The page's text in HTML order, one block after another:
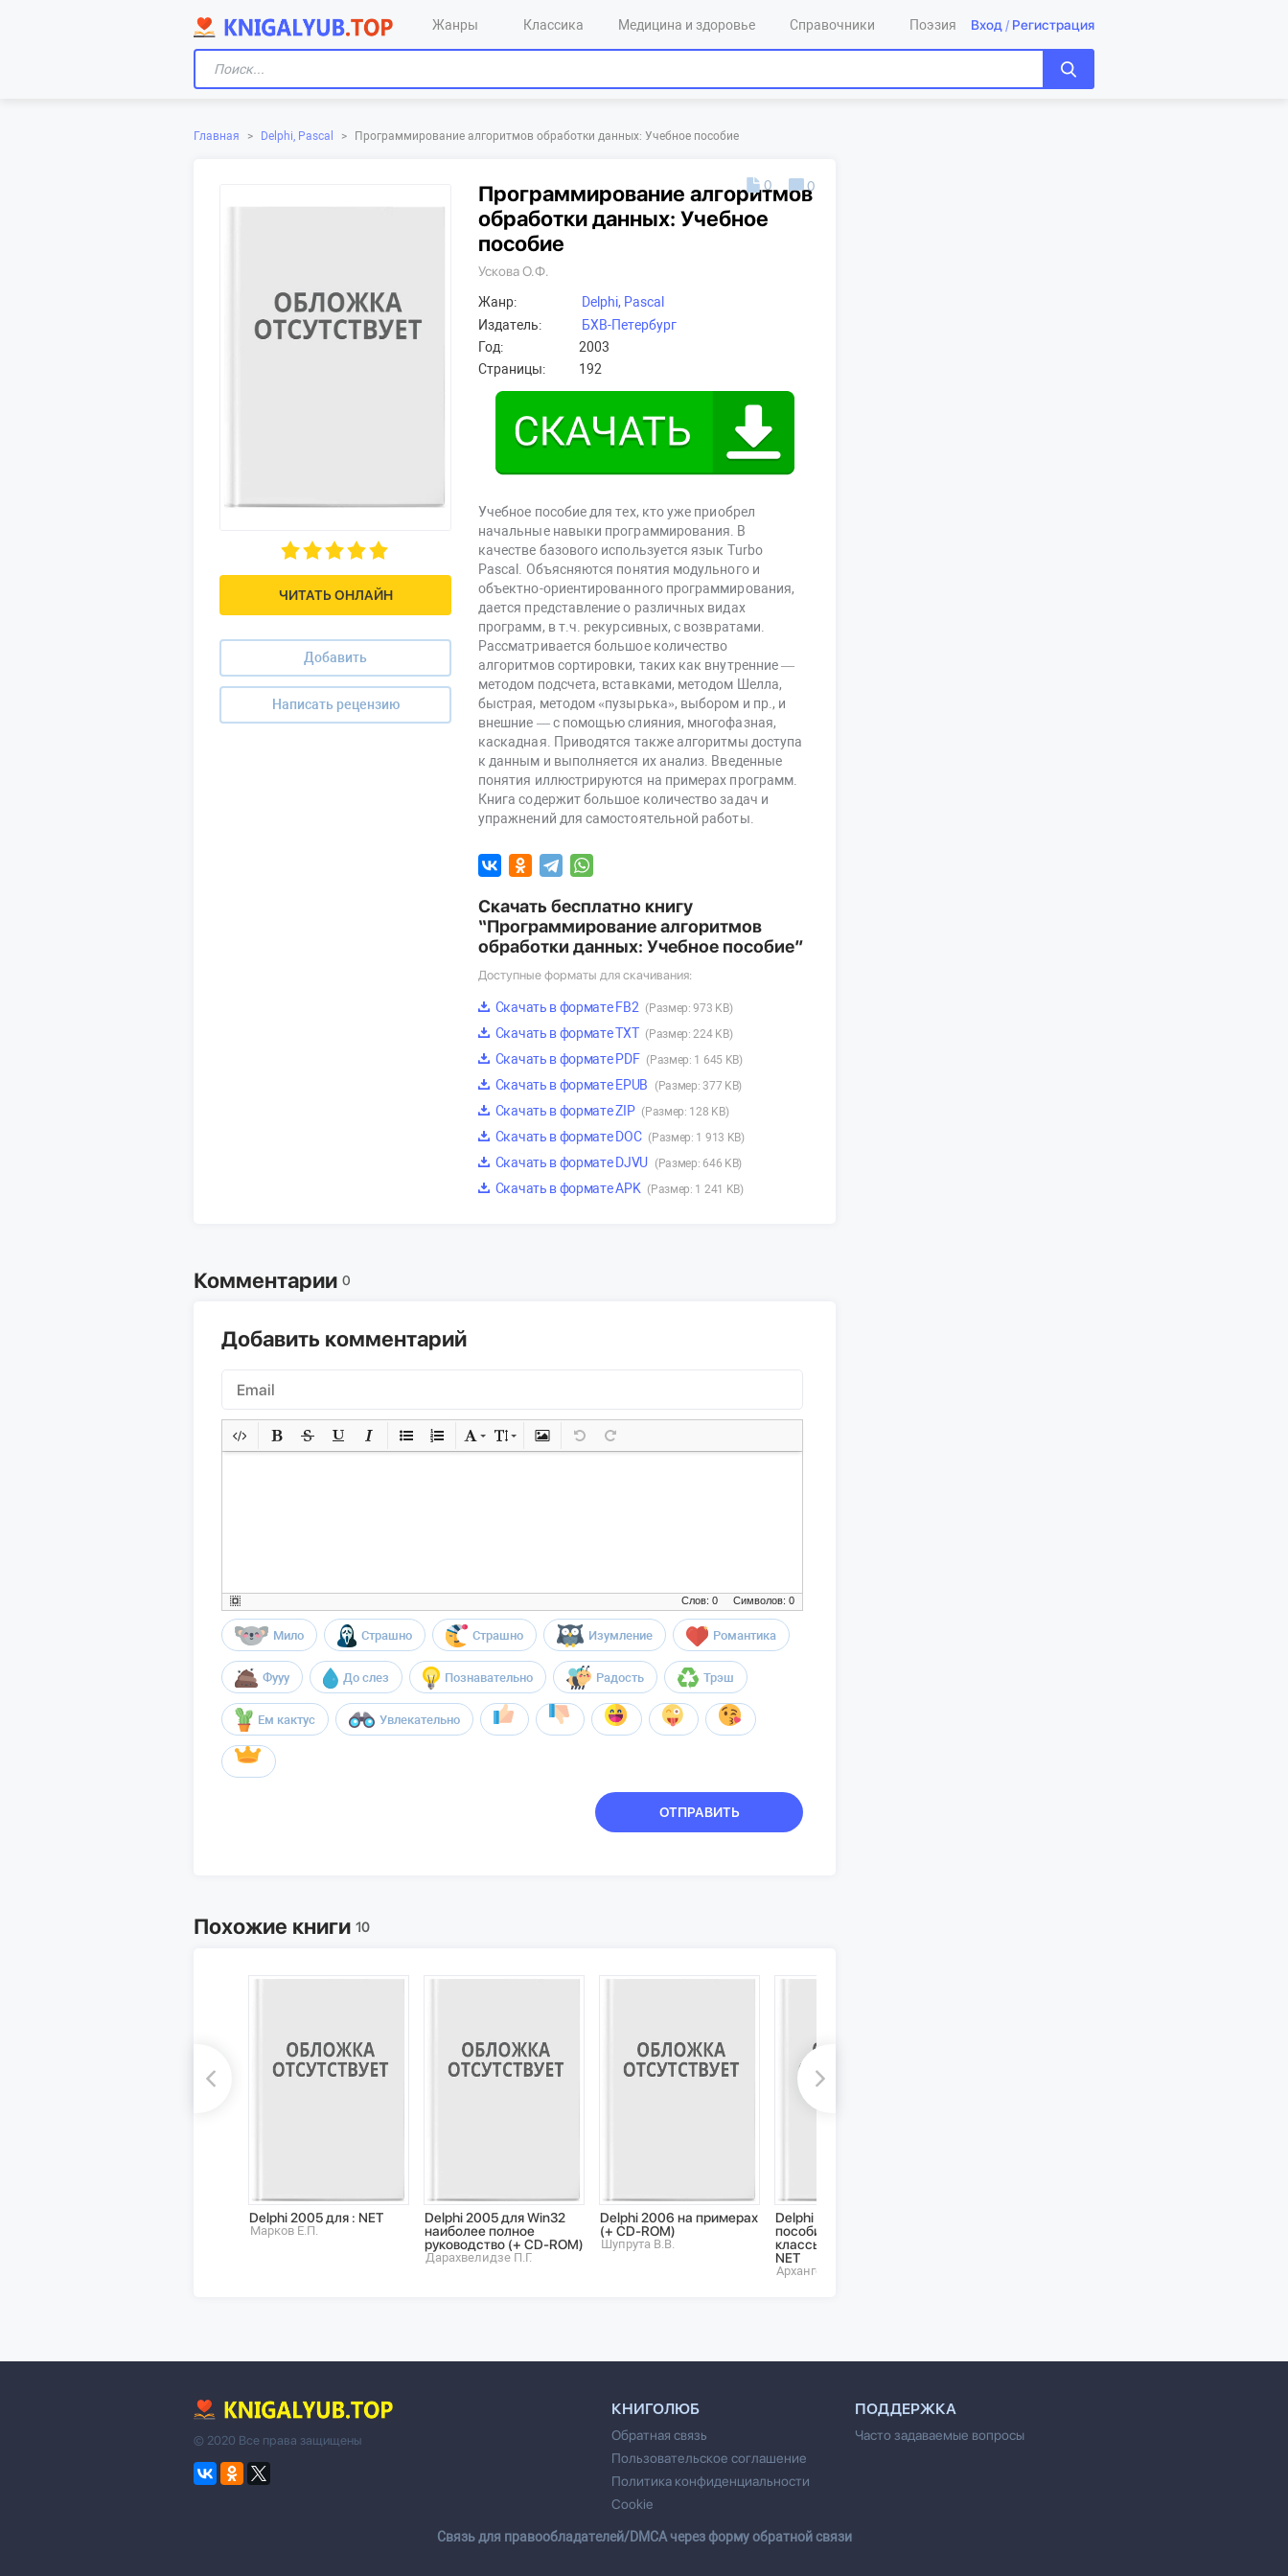
Жанры Классика Медицина и здоровье Справочники Поэзия Вход / Регистрация
Главная > Delphi, Pascal > Программирование алгоритмов обработки данных: Учебное пособие
ЧИТАТЬ ОНЛАЙН
Добавить
Написать рецензию
Программирование алгоритмов
обработки данных: Учебное
пособие
Ускова О.Ф.
Жанр:
Delphi, Pascal
Издатель:
БХВ-Петербург
Год:
2003
Страницы:
192
Учебное пособие для тех, кто уже приобрел
начальные навыки программирования. В
качестве базового используется язык Turbo
Pascal. Объясняются понятия модульного и
объектно-ориентированного программирования,
дается представление о различных видах
программ, в т.ч. рекурсивных, с возвратами.
Рассматривается большое количество
алгоритмов сортировки, таких как внутренние —
методом подсчета, вставками, методом Шелла,
быстрая, методом «пузырька», выбором и пр., и
внешние — с помощью слияния, многофазная,
каскадная. Приводятся также алгоритмы доступа
к данным и выполняется их анализ. Введенные
понятия иллюстрируются на примерах программ.
Книга содержит большое количество задач и
упражнений для самостоятельной работы.
0 0
Скачать бесплатно книгу
“Программирование алгоритмов
обработки данных: Учебное пособие”
Доступные форматы для скачивания:
Скачать в формате FB2 (Размер: 973 KB)
Скачать в формате TXT (Размер: 224 KB)
Скачать в формате PDF (Размер: 1 645 KB)
Скачать в формате EPUB (Размер: 377 KB)
Скачать в формате ZIP (Размер: 128 KB)
Скачать в формате DOC (Размер: 1 913 KB)
Скачать в формате DJVU (Размер: 646 KB)
Скачать в формате APK (Размер: 1 241 KB)
Комментарии 0
Добавить комментарий
Символов: 0
Слов: 0
Мило Страшно Страшно Изумление Романтика
Фууу До слез Познавательно Радость Трэш
Ем кактус Увлекательно
ОТПРАВИТЬ
Похожие книги 10
Delphi 2005 для : NET
Марков Е.П.
Delphi 2005 для Win32
наиболее полное
руководство (+ CD-ROM)
Дарахвелидзе П.Г.
Delphi 2006 на примерах
(+ CD-ROM)
Шупрута В.В.
Delphi 2006: Справочное
пособие: Язык Delphi,
классы, функции Win32 и
NET
Архангельский А.Я.
КНИГОЛЮБ
Обратная связь
Пользовательское соглашение
Политика конфиденциальности
Cookie
ПОДДЕРЖКА
Часто задаваемые вопросы
© 2020 Все права защищены
Cвязь для правообладателей/DMCA через форму обратной связи